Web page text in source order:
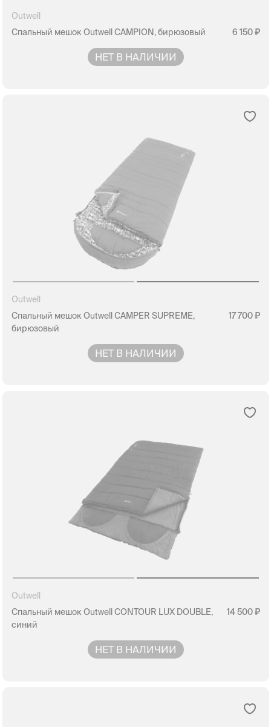
Outwell
Спальный мешок Outwell CAMPION, бирюзовый
6 150
НЕТ В НАЛИЧИИ
Outwell
Спальный мешок Outwell CAMPER SUPREME,
бирюзовый
17 700
НЕТ В НАЛИЧИИ
Outwell
Спальный мешок Outwell CONTOUR LUX DOUBLE,
синий
14 500
НЕТ В НАЛИЧИИ